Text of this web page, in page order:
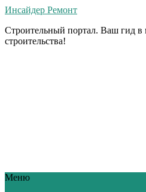
Инсайдер Ремонт
Строительный портал. Ваш гид в
строительства!
Меню